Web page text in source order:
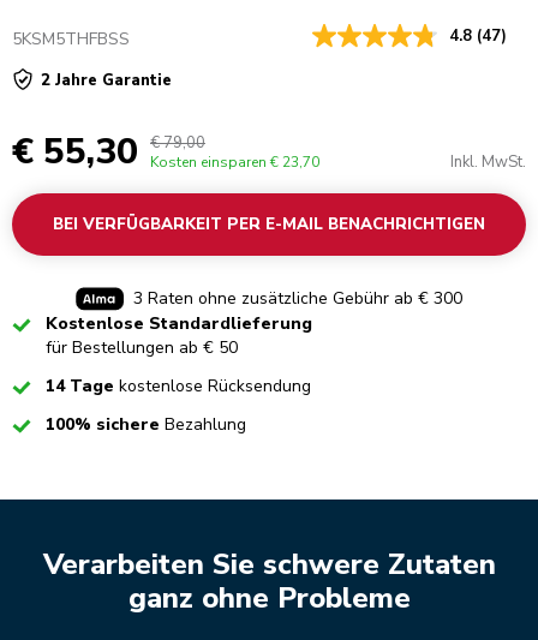
5KSM5THFBSS 4.8 (47)
2 Jahre Garantie
€ 55,30 € 79,00
Kosten einsparen € 23,70 Inkl. MwSt.
BEI VERFÜGBARKEIT PER E-MAIL BENACHRICHTIGEN
3 Raten ohne zusätzliche Gebühr ab € 300
CheckedKostenlose Standardlieferung
für Bestellungen ab € 50
Checked14 Tage kostenlose Rücksendung
Checked100% sichere Bezahlung
Verarbeiten Sie schwere Zutaten
ganz ohne Probleme